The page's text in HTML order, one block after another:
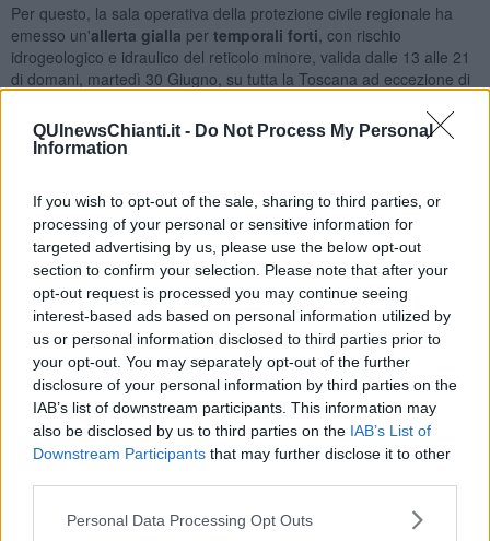
QUInewsChianti.it - Do Not Process My Personal
Information
If you wish to opt-out of the sale, sharing to third parties, or
processing of your personal or sensitive information for
targeted advertising by us, please use the below opt-out
section to confirm your selection. Please note that after your
opt-out request is processed you may continue seeing
interest-based ads based on personal information utilized by
us or personal information disclosed to third parties prior to
your opt-out. You may separately opt-out of the further
disclosure of your personal information by third parties on the
IAB’s list of downstream participants. This information may
also be disclosed by us to third parties on the IAB’s List of
Downstream Participants that may further disclose it to other
Personal Data Processing Opt Outs
Per questo, la sala operativa della protezione civile regionale ha
emesso un'allerta gialla per temporali forti , con rischio
idrogeologico e idraulico del reticolo minore, valida dalle 13 alle 21
di domani, martedì 30 Giugno, su tutta la Toscana ad eccezione di
Le previsioni meteo indicano già dal pomeriggio e dalla serata di
oggi, possibili temporali sulle zone interne, in particolare sui rilievi di
nord-ovest e tra le province di Arezzo, Firenze, Siena e Grosseto.
Domani, martedì, possibili temporali nel pomeriggio e nella prima
parte della serata sulle zone interne, associati a colpi di vento e
grandinate.